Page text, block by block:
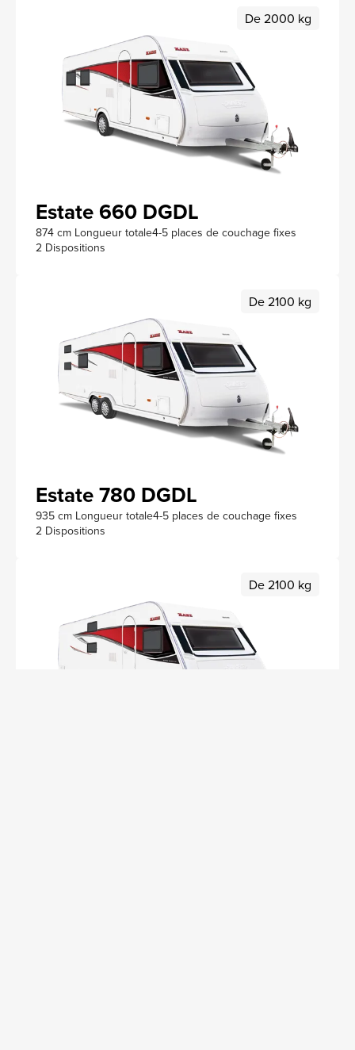
De 2000 kg
Estate 660 DGDL
874 cm Longueur totale4-5 places de couchage fixes
2 Dispositions
De 2100 kg
Estate 780 DGDL
935 cm Longueur totale4-5 places de couchage fixes
2 Dispositions
De 2100 kg